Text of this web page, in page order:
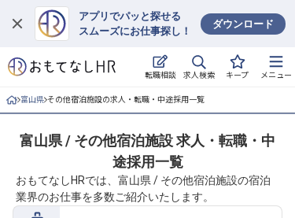
アプリでパッと探せる
スムーズにお仕事探し！
ダウンロード
転職相談 求人検索 キープ メニュー
ログイン
求人・施設を探す
就職・転職 合同説明会
おもてなしHRについて
富山県 その他宿泊施設の求人・転職・中途採用一覧
富山県 / その他宿泊施設 求人・転職・中
途採用一覧
おもてなしHRでは、富山県 / その他宿泊施設の宿泊
業界のお仕事を多数ご紹介いたします。